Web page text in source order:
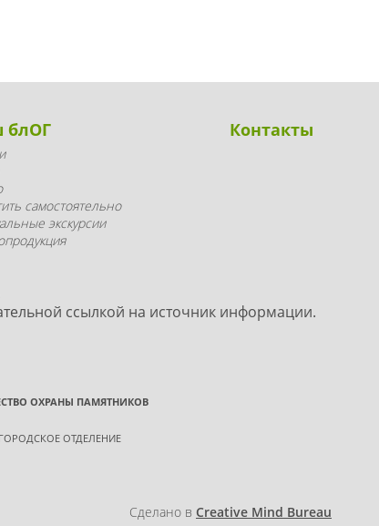
блОГ
самостоятельно
экскурсии
Контакты
ссылкой на источник информации.
ОХРАНЫ ПАМЯТНИКОВ
ОТДЕЛЕНИЕ
Сделано в Creative Mind Bureau